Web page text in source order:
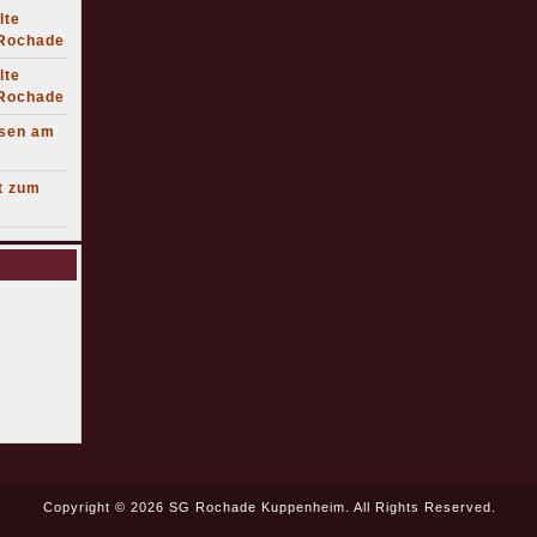
am
zum
Copyright © 2026 SG Rochade Kuppenheim. All Rights Reserved.